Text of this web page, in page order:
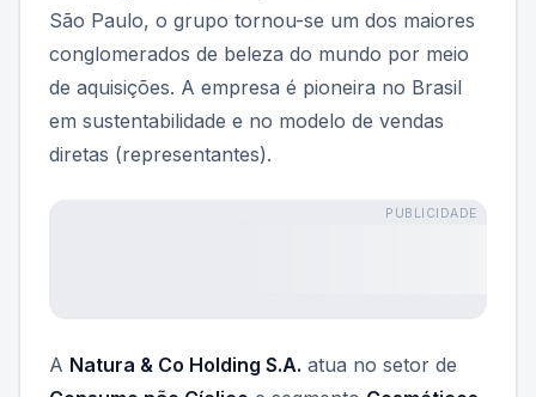
São Paulo, o grupo tornou-se um dos maiores
conglomerados de beleza do mundo por meio
de aquisições. A empresa é pioneira no Brasil
em sustentabilidade e no modelo de vendas
diretas (representantes).
PUBLICIDADE
A Natura & Co Holding S.A. atua no setor de